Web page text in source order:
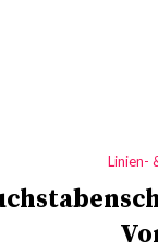
Linien-